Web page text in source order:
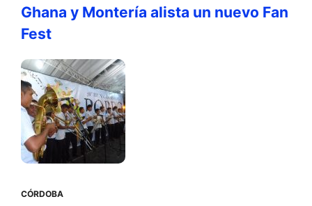
Ghana y Montería alista un nuevo Fan
Fest
CÓRDOBA